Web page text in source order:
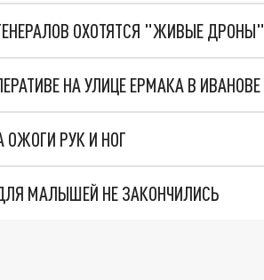
ОХОТЯТСЯ "ЖИВЫЕ ДРОНЫ"
НА УЛИЦЕ ЕРМАКА В ИВАНОВЕ
РУК И НОГ
МАЛЫШЕЙ НЕ ЗАКОНЧИЛИСЬ